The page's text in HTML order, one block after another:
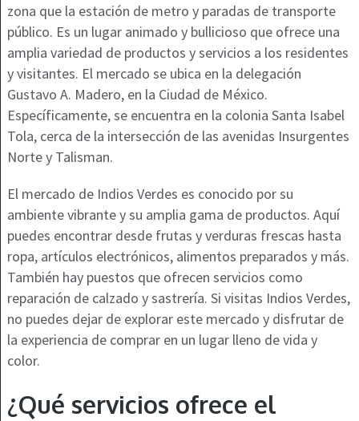
zona que la estación de metro y paradas de transporte
público. Es un lugar animado y bullicioso que ofrece una
amplia variedad de productos y servicios a los residentes
y visitantes. El mercado se ubica en la delegación
Gustavo A. Madero, en la Ciudad de México.
Específicamente, se encuentra en la colonia Santa Isabel
Tola, cerca de la intersección de las avenidas Insurgentes
Norte y Talisman.
El mercado de Indios Verdes es conocido por su
ambiente vibrante y su amplia gama de productos. Aquí
puedes encontrar desde frutas y verduras frescas hasta
ropa, artículos electrónicos, alimentos preparados y más.
También hay puestos que ofrecen servicios como
reparación de calzado y sastrería. Si visitas Indios Verdes,
no puedes dejar de explorar este mercado y disfrutar de
la experiencia de comprar en un lugar lleno de vida y
color.
¿Qué servicios ofrece el